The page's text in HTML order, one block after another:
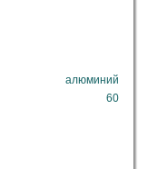
алюминий
60